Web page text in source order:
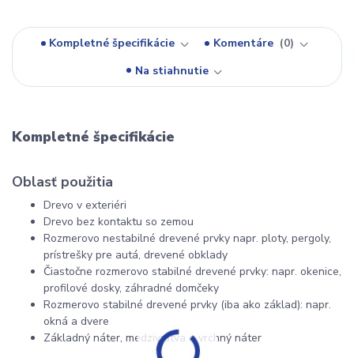
Kompletné špecifikácie Komentáre
0
Na stiahnutie
Kompletné špecifikácie
Oblasť použitia
Drevo v exteriéri
Drevo bez kontaktu so zemou
Rozmerovo nestabilné drevené prvky napr. ploty, pergoly,
prístrešky pre autá, drevené obklady
Čiastočne rozmerovo stabilné drevené prvky: napr. okenice,
profilové dosky, záhradné domčeky
Rozmerovo stabilné drevené prvky (iba ako základ): napr.
okná a dvere
Základný náter, medzivrstva a vrchný náter